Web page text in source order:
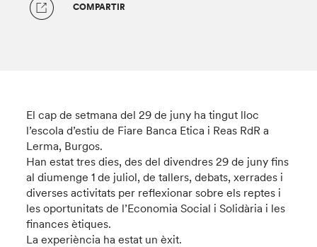
COMPARTIR
El cap de setmana del 29 de juny ha tingut lloc
l’escola d’estiu de Fiare Banca Etica i Reas RdR a
Lerma, Burgos.
Han estat tres dies, des del divendres 29 de juny fins
al diumenge 1 de juliol, de tallers, debats, xerrades i
diverses activitats per reflexionar sobre els reptes i
les oportunitats de l’Economia Social i Solidària i les
finances ètiques.
La experiència ha estat un èxit.